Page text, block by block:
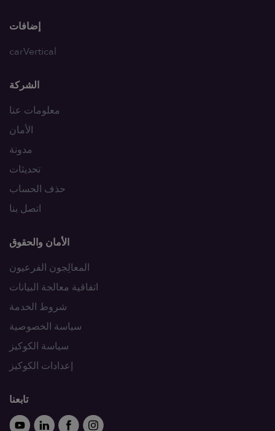
إضافات
carVertical
الشركة
معلومات عنا
الأمان
مدونة
تحديثات
حذف الحساب
اتصل بنا
الأمان والحقوق
المعالِجون الفرعيون
اتفاقية معالجة البيانات
شروط الخدمة
سياسة الخصوصية
سياسة الكوكيز
إعدادات الكوكيز
تابعنا